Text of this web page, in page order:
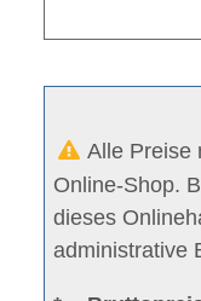
Alle Preise
Online-Shop.
dieses
administrative